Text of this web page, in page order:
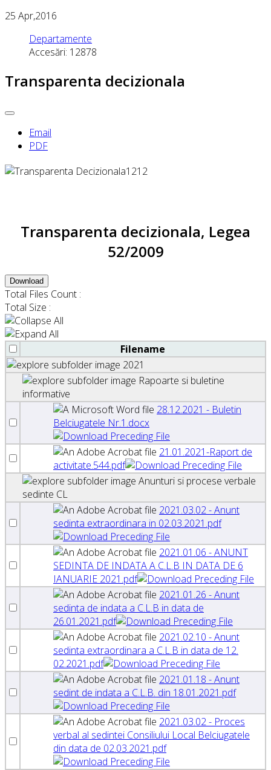
25 Apr,2016
Departamente
Accesări: 12878
Transparenta decizionala
Email
PDF
Transparenta decizionala, Legea
52/2009
Download
Total Files Count :
Total Size :
Filename
2021
Rapoarte si buletine
informative
28.12.2021 - Buletin
Belciugatele Nr.1.docx
21.01.2021-Raport de
activitate.544.pdf
Anunturi si procese verbale
sedinte CL
2021.03.02 - Anunt
sedinta extraordinara in 02.03.2021.pdf
2021.01.06 - ANUNT
SEDINTA DE INDATA A C.L.B IN DATA DE 6
IANUARIE 2021.pdf
2021.01.26 - Anunt
sedinta de indata a C.L.B in data de
26.01.2021.pdf
2021.02.10 - Anunt
sedinta extraordinara a C.L.B in data de 12.
02.2021.pdf
2021.01.18 - Anunt
sedint de indata a C.L.B. din 18.01.2021.pdf
2021.03.02 - Proces
verbal al sedintei Consiliului Local Belciugatele
din data de 02.03.2021.pdf